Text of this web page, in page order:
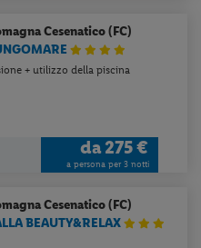
Cesenatico (FC)
+ utilizzo della piscina
da275 €
a persona per 3 notti
Cesenatico (FC)
BEAUTY&RELAX